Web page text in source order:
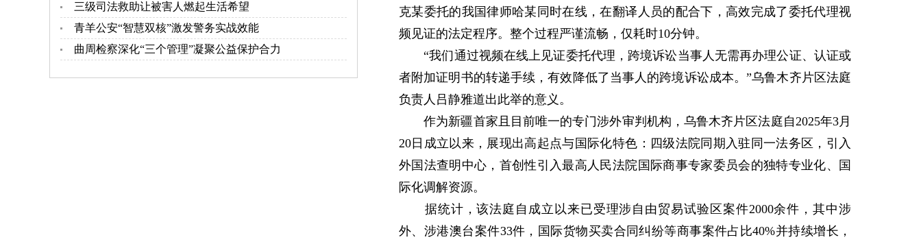
三级司法救助让被害人燃起生活希望
青羊公安“智慧双核”激发警务实战效能
曲周检察深化“三个管理”凝聚公益保护合力
克某委托的我国律师哈某同时在线，在翻译人员的配合下，高效完成了委托代理视
频见证的法定程序。整个过程严谨流畅，仅耗时10分钟。
“我们通过视频在线上见证委托代理，跨境诉讼当事人无需再办理公证、认证或
者附加证明书的转递手续，有效降低了当事人的跨境诉讼成本。”乌鲁木齐片区法庭
负责人吕静雅道出此举的意义。
作为新疆首家且目前唯一的专门涉外审判机构，乌鲁木齐片区法庭自2025年3月
20日成立以来，展现出高起点与国际化特色：四级法院同期入驻同一法务区，引入
外国法查明中心，首创性引入最高人民法院国际商事专家委员会的独特专业化、国
际化调解资源。
据统计，该法庭自成立以来已受理涉自由贸易试验区案件2000余件，其中涉
外、涉港澳台案件33件，国际货物买卖合同纠纷等商事案件占比40%并持续增长，